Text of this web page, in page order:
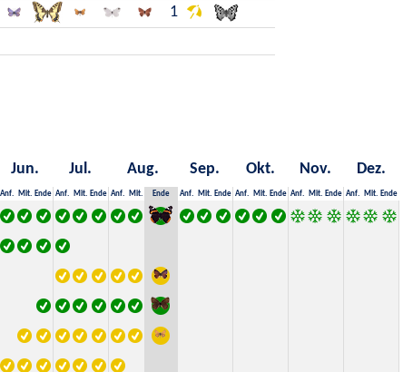
1
Jun. Jul. Aug. Sep. Okt. Nov. Dez.
Anf. Mit. Ende Anf. Mit. Ende Anf. Mit. Ende Anf. Mit. Ende Anf. Mit. Ende Anf. Mit. Ende Anf. Mit. Ende